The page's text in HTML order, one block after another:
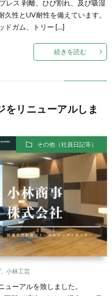
レス 剥離、ひび割れ、及び吸湿
性とUV耐性を備えています。
ドガム、トリー […]
続きを読む
をリニューアルしま
その他（社員日記等）
小林工芸
ーアルを致しました。